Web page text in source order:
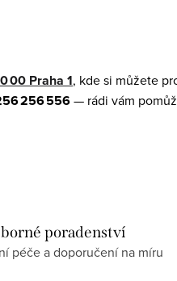
00 Praha 1, kde si můžete
256 556— rádi vám
poradenství
péče a doporučení na míru